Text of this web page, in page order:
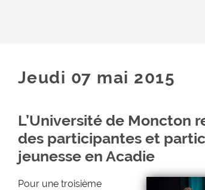
Jeudi 07 mai 2015
L’Université de Moncton
des participantes et
jeunesse en Acadie
Pour une troisième